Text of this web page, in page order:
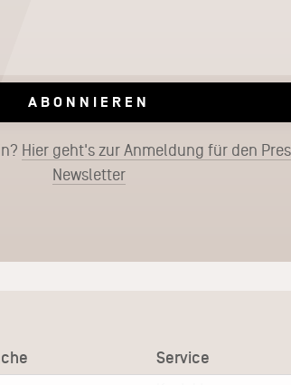
ABONNIEREN
Hier geht's zur Anmeldung für den
Newsletter
Service